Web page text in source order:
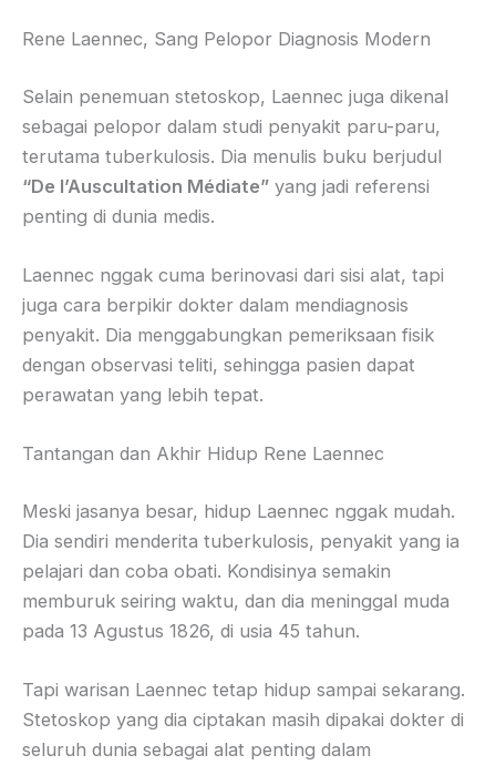
Rene Laennec, Sang Pelopor Diagnosis Modern
Selain penemuan stetoskop, Laennec juga dikenal
sebagai pelopor dalam studi penyakit paru-paru,
terutama tuberkulosis. Dia menulis buku berjudul
“De l’Auscultation Médiate” yang jadi referensi
penting di dunia medis.
Laennec nggak cuma berinovasi dari sisi alat, tapi
juga cara berpikir dokter dalam mendiagnosis
penyakit. Dia menggabungkan pemeriksaan fisik
dengan observasi teliti, sehingga pasien dapat
perawatan yang lebih tepat.
Tantangan dan Akhir Hidup Rene Laennec
Meski jasanya besar, hidup Laennec nggak mudah.
Dia sendiri menderita tuberkulosis, penyakit yang ia
pelajari dan coba obati. Kondisinya semakin
memburuk seiring waktu, dan dia meninggal muda
pada 13 Agustus 1826, di usia 45 tahun.
Tapi warisan Laennec tetap hidup sampai sekarang.
Stetoskop yang dia ciptakan masih dipakai dokter di
seluruh dunia sebagai alat penting dalam